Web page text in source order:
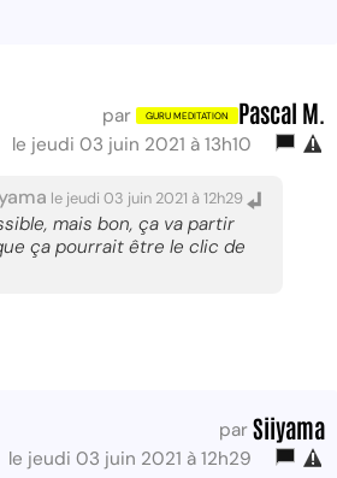
par Pascal M.
le jeudi 03 juin 2021 à 13h10
le jeudi 03 juin 2021 à 12h29
mais bon, ça va partir
ça pourrait être le clic de
par Siiyama
le jeudi 03 juin 2021 à 12h29